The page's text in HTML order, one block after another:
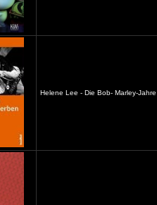
Helene Lee - Die Bob- Marley-